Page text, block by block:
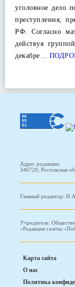
уголовное дело
преступления,
РФ. Согласно
действуя
декабре…
Адрес редакции:
346720, Ростовская
Главный редактор:
Учредитель:
«Редакция газеты
Карта сайта
О нас
Политика